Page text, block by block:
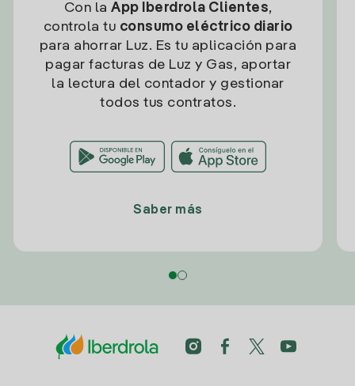
Con la App Iberdrola Clientes,
controla tu consumo eléctrico diario
para ahorrar Luz. Es tu aplicación para
pagar facturas de Luz y Gas, aportar
la lectura del contador y gestionar
todos tus contratos.
Saber más